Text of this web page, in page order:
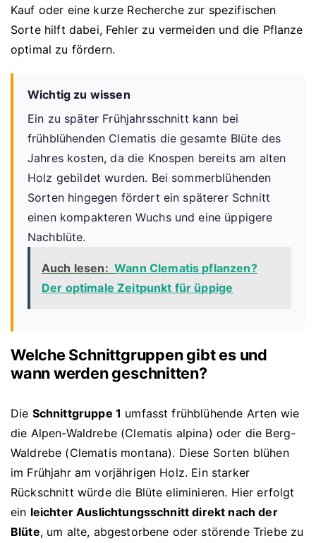
Kauf oder eine kurze Recherche zur spezifischen
Sorte hilft dabei, Fehler zu vermeiden und die Pflanze
optimal zu fördern.
Wichtig zu wissen
Ein zu später Frühjahrsschnitt kann bei
frühblühenden Clematis die gesamte Blüte des
Jahres kosten, da die Knospen bereits am alten
Holz gebildet wurden. Bei sommerblühenden
Sorten hingegen fördert ein späterer Schnitt
einen kompakteren Wuchs und eine üppigere
Nachblüte.
Auch lesen: Wann Clematis pflanzen?
Der optimale Zeitpunkt für üppige
Welche Schnittgruppen gibt es und
wann werden geschnitten?
Die Schnittgruppe 1 umfasst frühblühende Arten wie
die Alpen-Waldrebe (Clematis alpina) oder die Berg-
Waldrebe (Clematis montana). Diese Sorten blühen
im Frühjahr am vorjährigen Holz. Ein starker
Rückschnitt würde die Blüte eliminieren. Hier erfolgt
ein leichter Auslichtungsschnitt direkt nach der
Blüte, um alte, abgestorbene oder störende Triebe zu